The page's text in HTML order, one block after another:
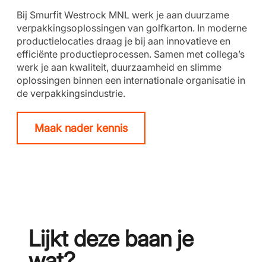
Bij Smurfit Westrock MNL werk je aan duurzame
verpakkingsoplossingen van golfkarton. In moderne
productielocaties draag je bij aan innovatieve en
efficiënte productieprocessen. Samen met collega’s
werk je aan kwaliteit, duurzaamheid en slimme
oplossingen binnen een internationale organisatie in
de verpakkingsindustrie.
Maak nader kennis
Lijkt deze baan je